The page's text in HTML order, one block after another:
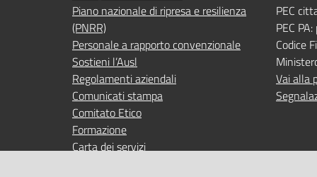
Piano nazionale di ripresa e resilienza
(PNRR)
Personale a rapporto convenzionale
Sostieni l’Ausl
Regolamenti aziendali
Comunicati stampa
Comitato Etico
Formazione
Carta dei servizi
PEC
PEC PA:
Codice
Vai alla